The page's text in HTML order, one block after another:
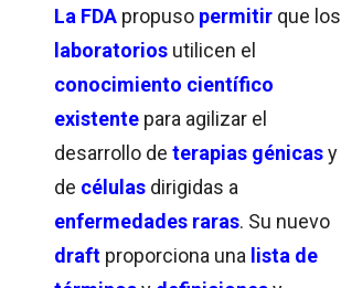
La FDA propuso permitir que los
laboratorios utilicen el
conocimiento científico
existente para agilizar el
desarrollo de terapias génicasy
de células dirigidas a
enfermedades raras. Su nuevo
draft proporciona una lista de